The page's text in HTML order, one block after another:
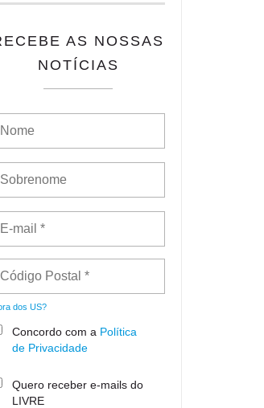
AS NOSSAS
NOTÍCIAS
dos US?
Concordo com a Política
de Privacidade
Quero receber e-mails do
LIVRE